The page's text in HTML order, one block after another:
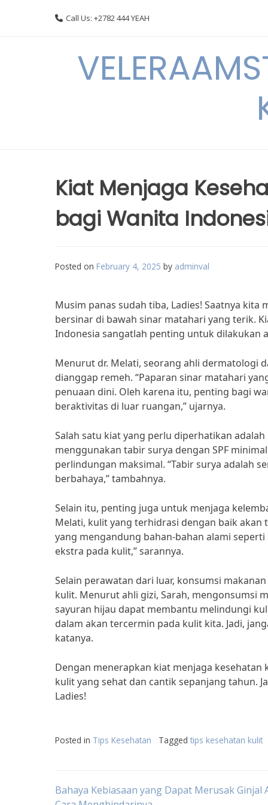
Call Us: +2782 444 YEAH
Kiat Menjaga
bagi Wanita
Posted on February 4, 2025 by adminval
Musim panas sudah tiba, Ladies! Saatnya
bersinar di bawah sinar matahari yang terik.
Indonesia sangatlah penting untuk dilakukan
Menurut dr. Melati, seorang ahli dermatologi
dianggap remeh. “Paparan sinar matahari
penuaan dini. Oleh karena itu, penting bagi
beraktivitas di luar ruangan,” ujarnya.
Salah satu kiat yang perlu diperhatikan
menggunakan tabir surya dengan SPF
perlindungan maksimal. “Tabir surya adalah
berbahaya,” tambahnya.
Selain itu, penting juga untuk menjaga
Melati, kulit yang terhidrasi dengan baik akan
yang mengandung bahan-bahan alami
ekstra pada kulit,” sarannya.
Selain perawatan dari luar, konsumsi
kulit. Menurut ahli gizi, Sarah, mengonsumsi
sayuran hijau dapat membantu melindungi
dalam akan tercermin pada kulit kita. Jadi,
katanya.
Dengan menerapkan kiat menjaga
kulit yang sehat dan cantik sepanjang tahun.
Ladies!
Posted in Tips Kesehatan Tagged tips kesehatan kulit
Post
Bahaya Kebiasaan yang Dapat Merusak Ginjal